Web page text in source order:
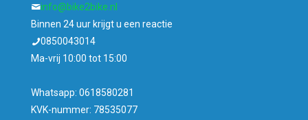
info@bike2bike.nl
Binnen 24 uur krijgt u een reactie
0850043014
Ma-vrij 10:00 tot 15:00
Whatsapp: 0618580281
KVK-nummer: 78535077